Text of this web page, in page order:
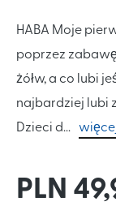
HABA Moje
poprzez
żółw, a co lubi
najbardziej lubi
Dzieci d...
PLN